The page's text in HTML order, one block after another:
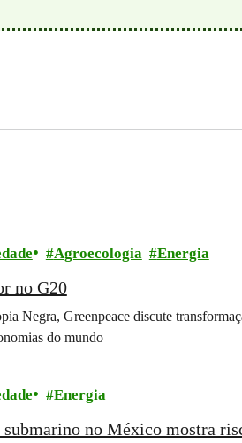
Agroecologia Energia
no G20
Negra, Greenpeace discute
do mundo
Energia
no México mostra